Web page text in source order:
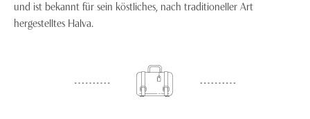
und ist bekannt für sein köstliches, nach traditioneller Art
hergestelltes Halva.